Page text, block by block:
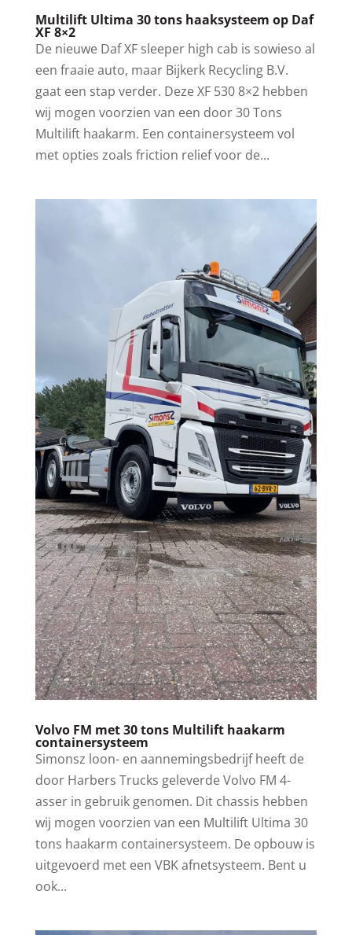
Multilift Ultima 30 tons haaksysteem op Daf
XF 8×2
De nieuwe Daf XF sleeper high cab is sowieso al
een fraaie auto, maar Bijkerk Recycling B.V.
gaat een stap verder. Deze XF 530 8×2 hebben
wij mogen voorzien van een door 30 Tons
Multilift haakarm. Een containersysteem vol
met opties zoals friction relief voor de...
Volvo FM met 30 tons Multilift haakarm
containersysteem
Simonsz loon- en aannemingsbedrijf heeft de
door Harbers Trucks geleverde Volvo FM 4-
asser in gebruik genomen. Dit chassis hebben
wij mogen voorzien van een Multilift Ultima 30
tons haakarm containersysteem. De opbouw is
uitgevoerd met een VBK afnetsysteem. Bent u
ook...